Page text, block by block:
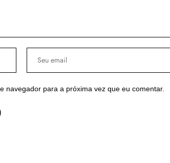
navegador para a próxima vez que eu comentar.